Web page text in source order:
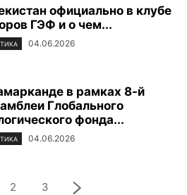
официально в клубе
ГЭФ и о чем...
04.06.2026
в рамках 8-й
Глобального
фонда...
04.06.2026
2 3